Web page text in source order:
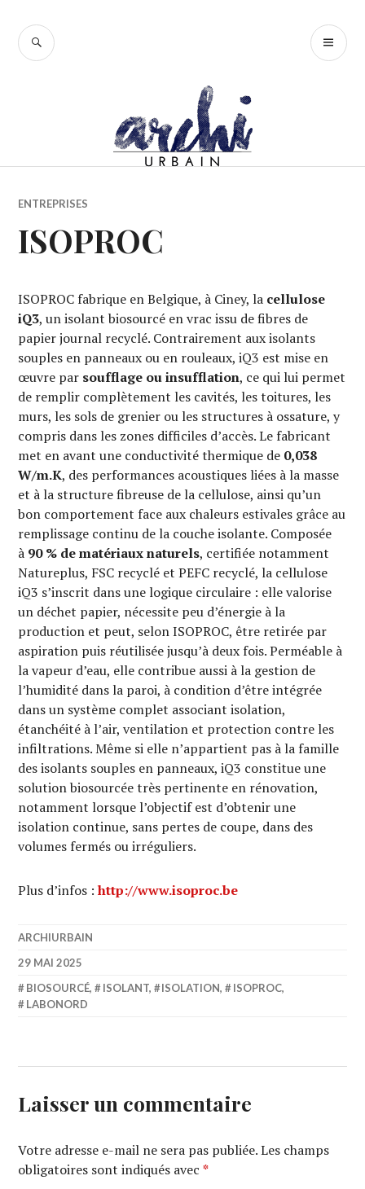
contenu
RECHERCHE
ENTREPRISES
ISOPROC
ISOPROC fabrique en Belgique, à Ciney, la cellulose
iQ3, un isolant biosourcé en vrac issu de fibres de
papier journal recyclé. Contrairement aux isolants
souples en panneaux ou en rouleaux, iQ3 est mise en
œuvre par soufflage ou insufflation, ce qui lui permet
de remplir complètement les cavités, les toitures, les
murs, les sols de grenier ou les structures à ossature, y
compris dans les zones difficiles d’accès. Le fabricant
met en avant une conductivité thermique de 0,038
W/m.K, des performances acoustiques liées à la masse
et à la structure fibreuse de la cellulose, ainsi qu’un
bon comportement face aux chaleurs estivales grâce au
remplissage continu de la couche isolante. Composée
à 90 % de matériaux naturels, certifiée notamment
Natureplus, FSC recyclé et PEFC recyclé, la cellulose
iQ3 s’inscrit dans une logique circulaire : elle valorise
un déchet papier, nécessite peu d’énergie à la
production et peut, selon ISOPROC, être retirée par
aspiration puis réutilisée jusqu’à deux fois. Perméable à
la vapeur d’eau, elle contribue aussi à la gestion de
l’humidité dans la paroi, à condition d’être intégrée
dans un système complet associant isolation,
étanchéité à l’air, ventilation et protection contre les
infiltrations. Même si elle n’appartient pas à la famille
des isolants souples en panneaux, iQ3 constitue une
solution biosourcée très pertinente en rénovation,
notamment lorsque l’objectif est d’obtenir une
isolation continue, sans pertes de coupe, dans des
volumes fermés ou irréguliers.
Plus d’infos :http://www.isoproc.be
ARCHIURBAIN
29 MAI 2025
BIOSOURCÉ, ISOLANT, ISOLATION, ISOPROC,
LABONORD
Laisser un commentaire
Votre adresse e-mail ne sera pas publiée. Les champs
obligatoires sont indiqués avec*